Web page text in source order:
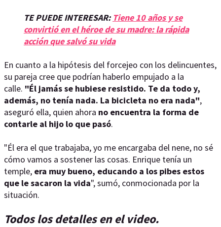
TE PUEDE INTERESAR: Tiene 10 años y se
convirtió en el héroe de su madre: la rápida
acción que salvó su vida
En cuanto a la hipótesis del forcejeo con los delincuentes,
su pareja cree que podrían haberlo empujado a la
calle. "Él jamás se hubiese resistido. Te da todo y,
además, no tenía nada. La bicicleta no era nada",
aseguró ella, quien ahora no encuentra la forma de
contarle al hijo lo que pasó.
"Él era el que trabajaba, yo me encargaba del nene, no sé
cómo vamos a sostener las cosas. Enrique tenía un
temple, era muy bueno, educando a los pibes estos
que le sacaron la vida", sumó, conmocionada por la
situación.
Todos los detalles en el video.